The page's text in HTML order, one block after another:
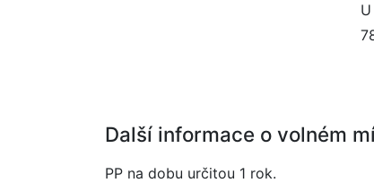
Další informace o volném
PP na dobu určitou 1 rok.